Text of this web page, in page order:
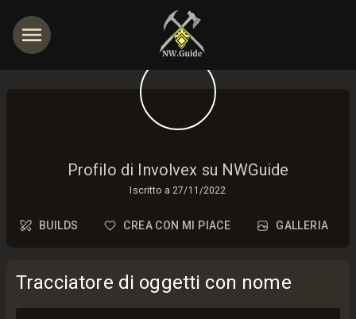
Profilo di Involvex su NWGuide
Iscritto a 27/11/2022
BUILDS CREA CON MI PIACE GALLERIA
Tracciatore di oggetti con nome